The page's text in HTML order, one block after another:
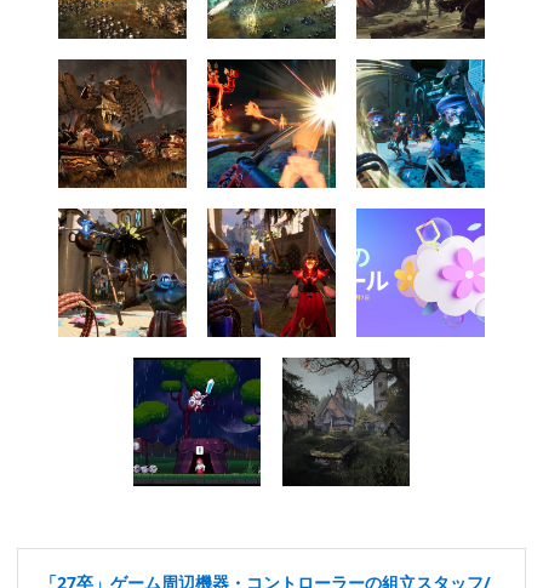
「27卒」ゲーム周辺機器・コントローラーの組立スタッフ/